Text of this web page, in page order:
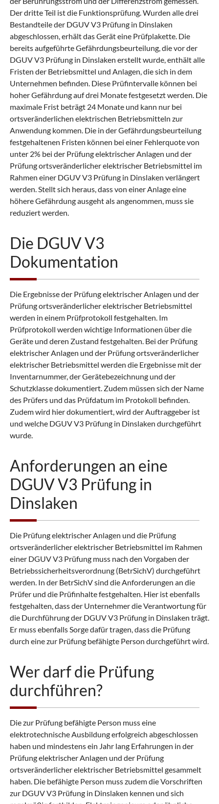
Der dritte Teil ist die Funktionsprüfung. Wurden alle drei
Bestandteile der DGUV V3 Prüfung in Dinslaken
abgeschlossen, erhält das Gerät eine Prüfplakette. Die
bereits aufgeführte Gefährdungsbeurteilung, die vor der
DGUV V3 Prüfung in Dinslaken erstellt wurde, enthält alle
Fristen der Betriebsmittel und Anlagen, die sich in dem
Unternehmen befinden. Diese Prüfintervalle können bei
hoher Gefährdung auf drei Monate festgesetzt werden. Die
maximale Frist beträgt 24 Monate und kann nur bei
ortsveränderlichen elektrischen Betriebsmitteln zur
Anwendung kommen. Die in der Gefährdungsbeurteilung
festgehaltenen Fristen können bei einer Fehlerquote von
unter 2% bei der Prüfung elektrischer Anlagen und der
Prüfung ortsveränderlicher elektrischer Betriebsmittel im
Rahmen einer DGUV V3 Prüfung in Dinslaken verlängert
werden. Stellt sich heraus, dass von einer Anlage eine
höhere Gefährdung ausgeht als angenommen, muss sie
reduziert werden.
Die DGUV V3
Dokumentation
Die Ergebnisse der Prüfung elektrischer Anlagen und der
Prüfung ortsveränderlicher elektrischer Betriebsmittel
werden in einem Prüfprotokoll festgehalten. Im
Prüfprotokoll werden wichtige Informationen über die
Geräte und deren Zustand festgehalten. Bei der Prüfung
elektrischer Anlagen und der Prüfung ortsveränderlicher
elektrischer Betriebsmittel werden die Ergebnisse mit der
Inventarnummer, der Gerätebezeichnung und der
Schutzklasse dokumentiert. Zudem müssen sich der Name
des Prüfers und das Prüfdatum im Protokoll befinden.
Zudem wird hier dokumentiert, wird der Auftraggeber ist
und welche DGUV V3 Prüfung in Dinslaken durchgeführt
wurde.
Anforderungen an eine
DGUV V3 Prüfung in
Dinslaken
Die Prüfung elektrischer Anlagen und die Prüfung
ortsveränderlicher elektrischer Betriebsmittel im Rahmen
einer DGUV V3 Prüfung muss nach den Vorgaben der
Betriebssicherheitsverordnung (BetrSichV) durchgeführt
werden. In der BetrSichV sind die Anforderungen an die
Prüfer und die Prüfinhalte festgehalten. Hier ist ebenfalls
festgehalten, dass der Unternehmer die Verantwortung für
die Durchführung der DGUV V3 Prüfung in Dinslaken trägt.
Er muss ebenfalls Sorge dafür tragen, dass die Prüfung
durch eine zur Prüfung befähigte Person durchgeführt wird.
Wer darf die Prüfung
durchführen?
Die zur Prüfung befähigte Person muss eine
elektrotechnische Ausbildung erfolgreich abgeschlossen
haben und mindestens ein Jahr lang Erfahrungen in der
Prüfung elektrischer Anlagen und der Prüfung
ortsveränderlicher elektrischer Betriebsmittel gesammelt
haben. Die befähigte Person muss zudem die Vorschriften
zur DGUV V3 Prüfung in Dinslaken kennen und sich